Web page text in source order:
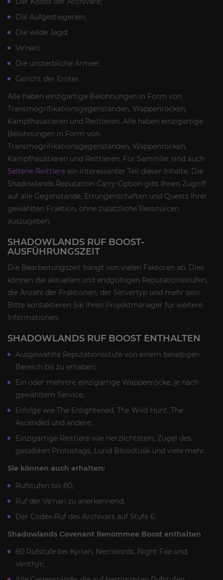
Die Aufgestiegenen;
Die wilde Jagd;
Ve'nari;
Die unsterbliche Armee;
Gericht der Ernter.
Alle haben einzigartige Belohnungen in Form von
Transmogrifikationsgegenständen, Wappenröcken,
Kampfhaustieren und Reittieren. Alle haben einzigartige
Belohnungen in Form von
Transmogrifikationsgegenständen, Wappenröcken,
Kampfhaustieren und Reittieren. Für Sammler sind auch
Seltene Reittiere ein interessanter Teil dieser Inhalte. Die
Shadowlands Reputation Carry-Option gibt Ihnen Zugriff
auf alle Gegenstände, Errungenschaften und Quests Ihrer
gewählten Fraktion, ohne zusätzliche Ressourcen
auszugeben.
SHADOWLANDS RUF BOOST-
AUSFÜHRUNGSZEIT
Die Bearbeitungszeit hängt von vielen Faktoren ab. Dies
können die aktuellen und endgültigen Reputationsstufen,
die Anzahl der Fraktionen, der Servertyp und mehr sein.
Bitte kontaktieren Sie Ihren Projektmanager für weitere
Informationen.
SHADOWLANDS RUF BOOST ENTHALTEN
Ausgewählte Reputationsstufe von einem beliebigen
Bereich bis zu erhaben;
Ein oder mehrere einzigartige Wappenröcke, je nach
gewähltem Service;
Erfolge wie The Enlightened, The Wild Hunt, The
Ascended und andere;
Einzigartige Reittiere wie Herzlichtstein, Zügel des
gesalbten Protostags, Lurid Bloodtusk und viele mehr.
Sie können auch erhalten:
Rufstufen bis 80;
Ruf der Ve'nari zu anerkennend;
Der Codex-Ruf des Archivars auf Stufe 6.
Shadowlands Covenant Renommee Boost enthalten
80 Rufstufe bei Kyrian, Necrolords, Night Fae und
Venthyr;